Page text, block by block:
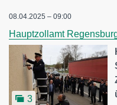
08.04.2025 – 09:00
Hauptzollamt
3